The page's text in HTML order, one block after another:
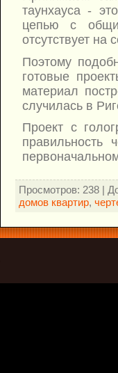
таунхауса -
цепью с
отсутствует
Поэтому
готовые
материал
случилась в
Проект с
правильность
Просмотров: 238 |
домов квартир,